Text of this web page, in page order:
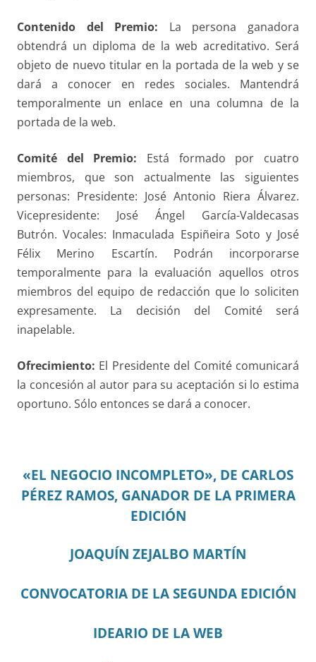
Contenido del Premio: La persona ganadora
obtendrá un diploma de la web acreditativo. Será
objeto de nuevo titular en la portada de la web y se
dará a conocer en redes sociales. Mantendrá
temporalmente un enlace en una columna de la
portada de la web.
Comité del Premio: Está formado por cuatro
miembros, que son actualmente las siguientes
personas: Presidente: José Antonio Riera Álvarez.
Vicepresidente: José Ángel García-Valdecasas
Butrón. Vocales: Inmaculada Espiñeira Soto y José
Félix Merino Escartín. Podrán incorporarse
temporalmente para la evaluación aquellos otros
miembros del equipo de redacción que lo soliciten
expresamente. La decisión del Comité será
inapelable.
Ofrecimiento: El Presidente del Comité comunicará
la concesión al autor para su aceptación si lo estima
oportuno. Sólo entonces se dará a conocer.
«EL NEGOCIO INCOMPLETO», DE CARLOS
PÉREZ RAMOS, GANADOR DE LA PRIMERA
EDICIÓN
JOAQUÍN ZEJALBO MARTÍN
CONVOCATORIA DE LA SEGUNDA EDICIÓN
IDEARIO DE LA WEB